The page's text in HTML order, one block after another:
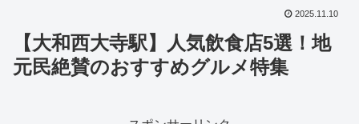
2025.11.10
【大和西大寺駅】人気飲食店5選！地
元民絶賛のおすすめグルメ特集